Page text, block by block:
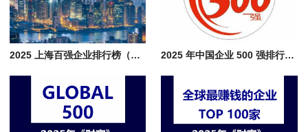
2025 上海百强企业排行榜（附完整名单），浦东企业占比超 1/3 2025 年中国企业 500 强排行榜名单分析，洞察行业与城市发展经济脉络